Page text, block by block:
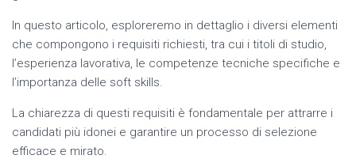
In questo articolo, esploreremo in dettaglio i diversi elementi
che compongono i requisiti richiesti, tra cui i titoli di studio,
l’esperienza lavorativa, le competenze tecniche specifiche e
l’importanza delle soft skills.
La chiarezza di questi requisiti è fondamentale per attrarre i
candidati più idonei e garantire un processo di selezione
efficace e mirato.